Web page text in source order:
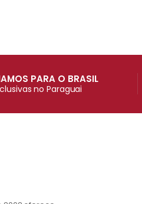
PARA O BRASIL
no Paraguai